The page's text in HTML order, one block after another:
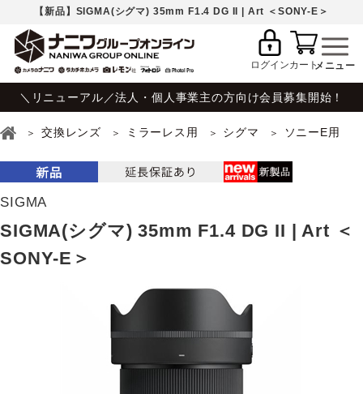
【新品】SIGMA(シグマ) 35mm F1.4 DG II | Art ＜SONY-E＞
ログインカート
＼リニューアル／法人・個人事業主の方向け会員募集開始！
交換レンズ ミラーレス用 シグマ ソニーE用
SIGMA
SIGMA(シグマ) 35mm F1.4 DG II | Art ＜
SONY-E＞